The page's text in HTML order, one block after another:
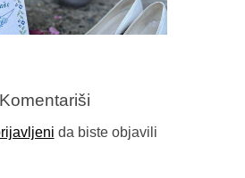
I TRADICIJE
Komentariši
da biste objavili